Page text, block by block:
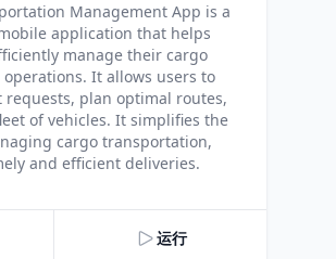
Management App is a
application that helps
manage their cargo
It allows users to
requests, plan optimal routes,
of vehicles. It simplifies the
cargo transportation,
and efficient deliveries.
运行